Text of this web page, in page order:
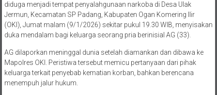
diduga menjadi tempat penyalahgunaan narkoba di Desa Ulak
Jermun, Kecamatan SP Padang, Kabupaten Ogan Komering Ilir
(OKI), Jumat malam (9/1/2026) sekitar pukul 19.30 WIB, menyisakan
duka mendalam bagi keluarga seorang pria berinisial AG (33).
AG dilaporkan meninggal dunia setelah diamankan dan dibawa ke
Mapolres OKI. Peristiwa tersebut memicu pertanyaan dari pihak
keluarga terkait penyebab kematian korban, bahkan berencana
menempuh jalur hukum.